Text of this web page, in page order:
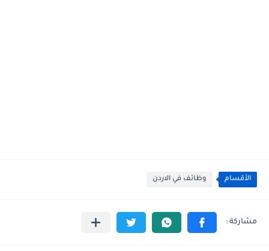
الأقسام وظائف في الاردن